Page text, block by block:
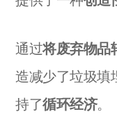
通过将废弃物品
造减少了垃圾填
持了循环经济。